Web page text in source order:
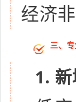
经济
三、
1.